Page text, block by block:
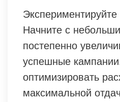
Начните с
постепенно
успешные
оптимизировать
максимальной